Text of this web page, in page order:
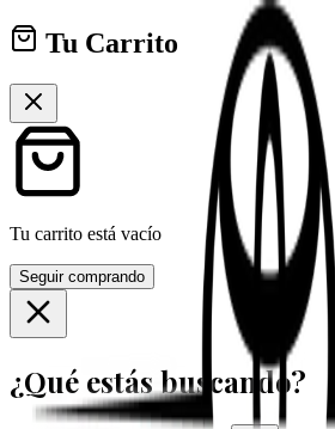
Tu Carrito
Tu carrito está vacío
Seguir comprando
¿Qué estás buscando?